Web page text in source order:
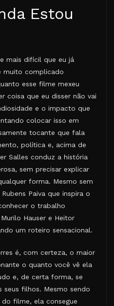
Estou
mais difícil que eu já
muito complicado
esse filme mexeu
coisa que eu disser não vai
e o impacto que
colocar isso em
tocante que fala
política e, acima de
Salles conduz a história
sem precisar explicar
forma. Mesmo sem
Paiva que inspira o
o trabalho
Hauser e Heitor
um roteiro sensacional.
é, com certeza, o maior
o quanto você vê ela
e, de certa forma, se
filhos. Mesmo sendo
filme, ela consegue